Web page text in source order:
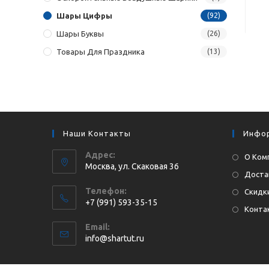
Шары Цифры (92)
Шары Буквы (26)
Товары Для Праздника (13)
Наши Контакты
Адрес:
Москва, ул. Cкаковая 36
Телефон:
+7 (991) 593-35-15
в
вашем
Email:
info@shartut.ru
О